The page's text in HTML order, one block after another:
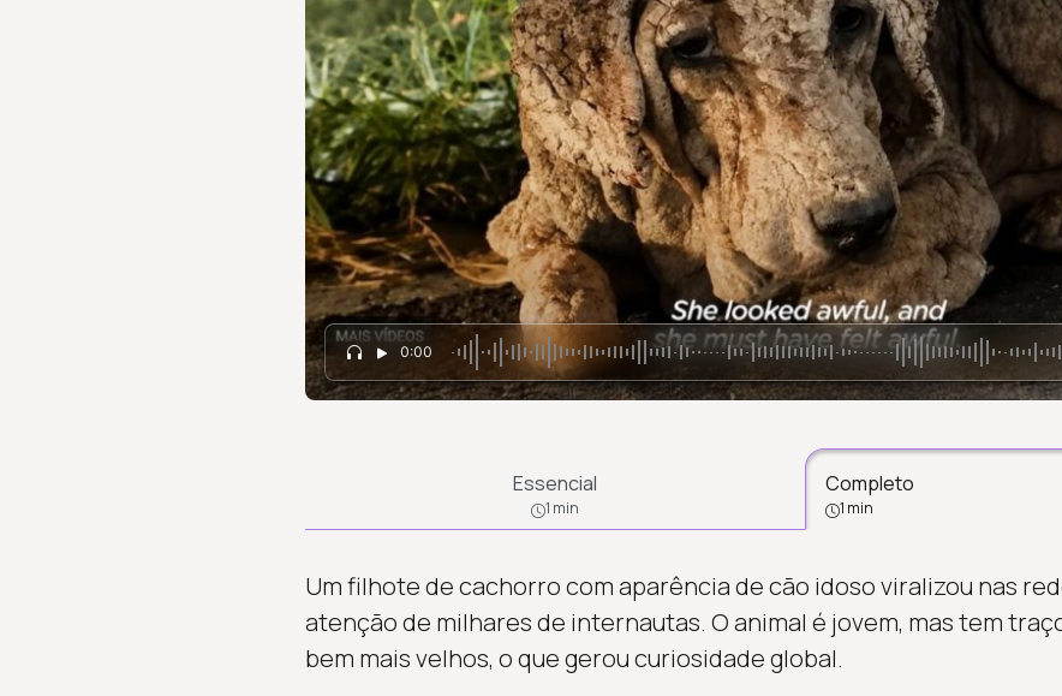
0:00
Essencial
1 min
Completo
1 min
Um filhote de cachorro com aparência de cão idoso viralizou nas
atenção de milhares de internautas. O animal é jovem, mas tem
bem mais velhos, o que gerou curiosidade global.